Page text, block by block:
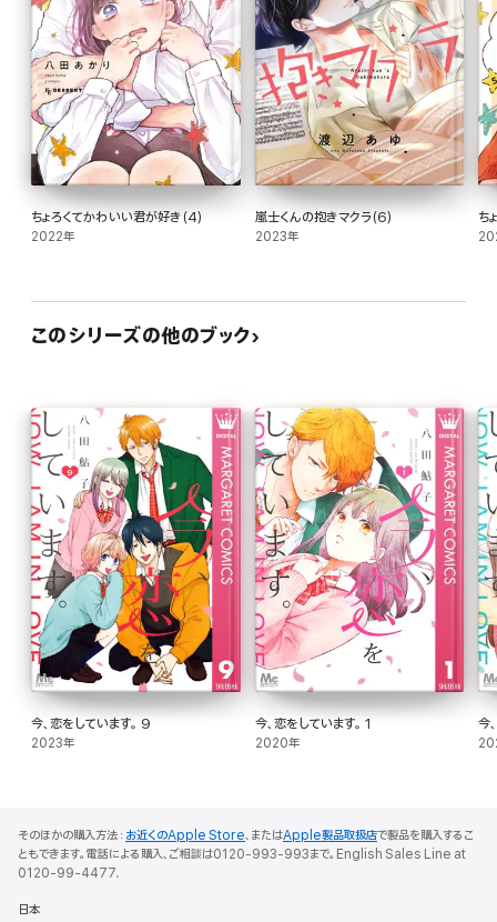
ちょろくてかわいい君が好き(4)
2022年
嵐士くんの抱きマクラ(6)
2023年
ち
このシリーズの他のブック
今、恋をしています。 9
2023年
今、恋をしています。 1
2020年
今
そのほかの購入方法： お近くのApple Store、またはApple製品取扱店で製品を購入するこ
ともできます。電話による購入、ご相談は0120-993-993まで。English Sales Line at
0120-99-4477.
日本